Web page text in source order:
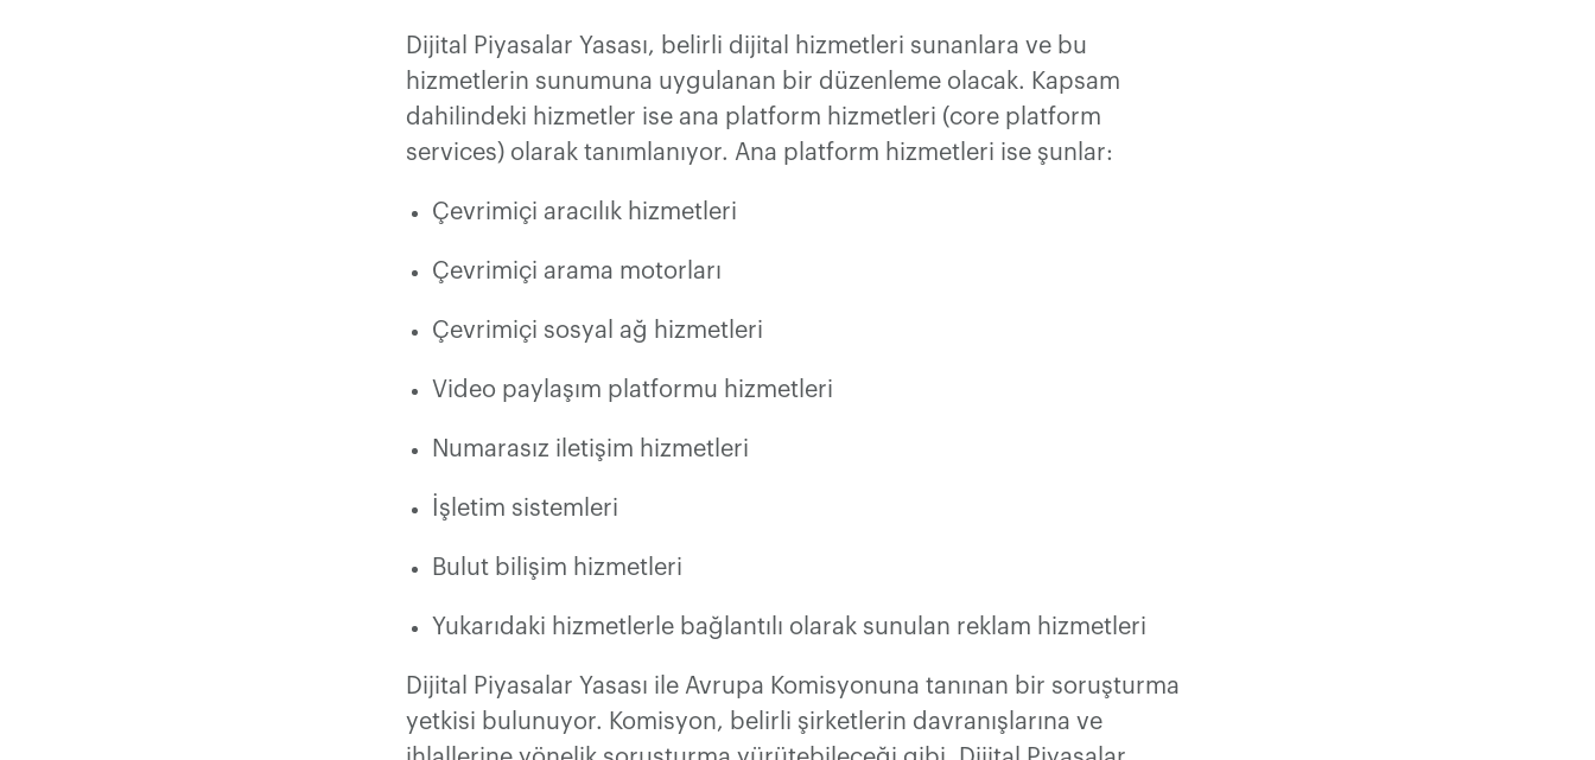
Dijital Piyasalar Yasası, belirli dijital hizmetleri sunanlara ve bu
hizmetlerin sunumuna uygulanan bir düzenleme olacak. Kapsam
dahilindeki hizmetler ise ana platform hizmetleri (core platform
services) olarak tanımlanıyor. Ana platform hizmetleri ise şunlar:
Çevrimiçi aracılık hizmetleri
Çevrimiçi arama motorları
Çevrimiçi sosyal ağ hizmetleri
Video paylaşım platformu hizmetleri
Numarasız iletişim hizmetleri
İşletim sistemleri
Bulut bilişim hizmetleri
Yukarıdaki hizmetlerle bağlantılı olarak sunulan reklam hizmetleri
Dijital Piyasalar Yasası ile Avrupa Komisyonuna tanınan bir soruşturma
yetkisi bulunuyor. Komisyon, belirli şirketlerin davranışlarına ve